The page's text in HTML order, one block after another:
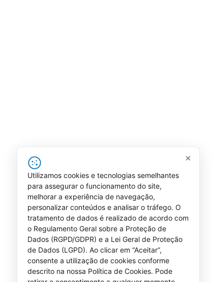
Utilizamos cookies e tecnologias semelhantes
para assegurar o funcionamento do site,
melhorar a experiência de navegação,
personalizar conteúdos e analisar o tráfego. O
tratamento de dados é realizado de acordo com
o Regulamento Geral sobre a Proteção de
Dados (RGPD/GDPR) e a Lei Geral de Proteção
de Dados (LGPD). Ao clicar em “Aceitar”,
consente a utilização de cookies conforme
descrito na nossa Política de Cookies. Pode